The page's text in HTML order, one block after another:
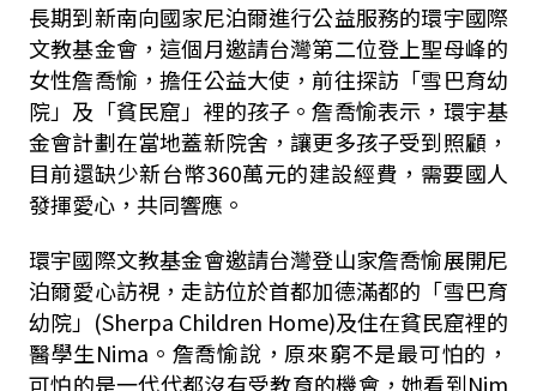
長期到新南向國家尼泊爾進行公益服務的環宇國際
文教基金會，這個月邀請台灣第二位登上聖母峰的
女性詹喬愉，擔任公益大使，前往探訪「雪巴育幼
院」及「貧民窟」裡的孩子。詹喬愉表示，環宇基
金會計劃在當地蓋新院舍，讓更多孩子受到照顧，
目前還缺少新台幣360萬元的建設經費，需要國人
發揮愛心，共同響應。
環宇國際文教基金會邀請台灣登山家詹喬愉展開尼
泊爾愛心訪視，走訪位於首都加德滿都的「雪巴育
幼院」(Sherpa Children Home)及住在貧民窟裡的
醫學生Nima。詹喬愉說，原來窮不是最可怕的，
可怕的是一代代都沒有受教育的機會，她看到Nim